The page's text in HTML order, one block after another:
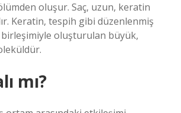
oluşur. Saç, uzun, keratin
Keratin, tespih gibi düzenlenmiş
oluşturulan büyük,
mı?